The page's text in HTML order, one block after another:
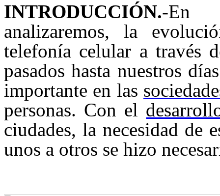
INTRODUCCIÓN.-En
analizaremos, la
telefonía celular a través
pasados hasta nuestros
importante en las
personas. Con el
ciudades, la necesidad de
unos a otros se hizo